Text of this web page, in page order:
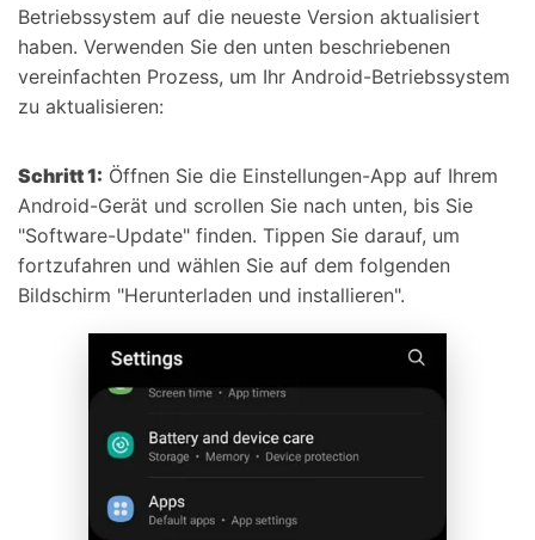
Betriebssystem auf die neueste Version aktualisiert
haben. Verwenden Sie den unten beschriebenen
vereinfachten Prozess, um Ihr Android-Betriebssystem
zu aktualisieren:
Schritt 1: Öffnen Sie die Einstellungen-App auf Ihrem
Android-Gerät und scrollen Sie nach unten, bis Sie
"Software-Update" finden. Tippen Sie darauf, um
fortzufahren und wählen Sie auf dem folgenden
Bildschirm "Herunterladen und installieren".